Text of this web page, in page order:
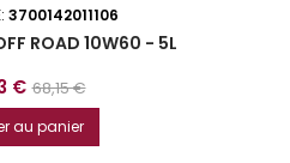
3700142011106
ROAD 10W60 - 5L
€ Prix
base
68,15 €
au panier